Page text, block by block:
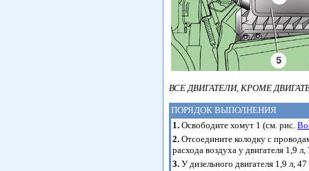
ВСЕ ДВИГАТЕЛИ, КРОМЕ
ПОРЯДОК ВЫПОЛНЕНИЯ
1. Освободите хомут 1 (см. рис.
2. Отсоедините колодку с
расхода воздуха у двигателя 1,9 л,
3. У дизельного двигателя 1,9 л,